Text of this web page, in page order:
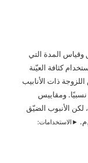
وقياس المدة التي
كثافة العيّنة
ذات الأنابيب
ومقاييس
الأنبوب الضيّق
►الاستخدامات: